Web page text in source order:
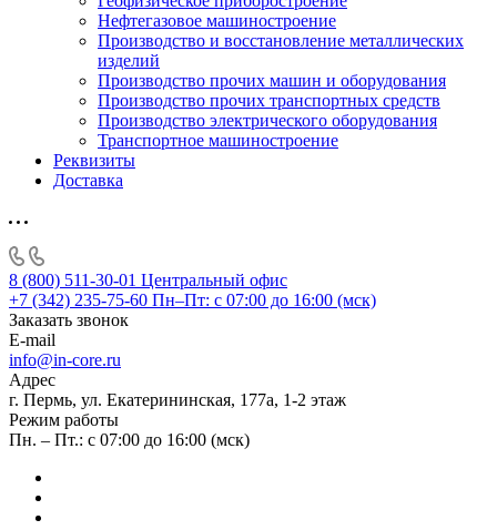
Нефтегазовое машиностроение
Производство и восстановление металлических
изделий
Производство прочих машин и оборудования
Производство прочих транспортных средств
Производство электрического оборудования
Транспортное машиностроение
Реквизиты
Доставка
8 (800) 511-30-01 Центральный офис
+7 (342) 235-75-60 Пн–Пт: с 07:00 до 16:00 (мск)
Заказать звонок
E-mail
info@in-core.ru
Адрес
г. Пермь, ул. ​Екатерининская, 177а, ​1-2 этаж
Режим работы
Пн. – Пт.: с 07:00 до 16:00 (мск)